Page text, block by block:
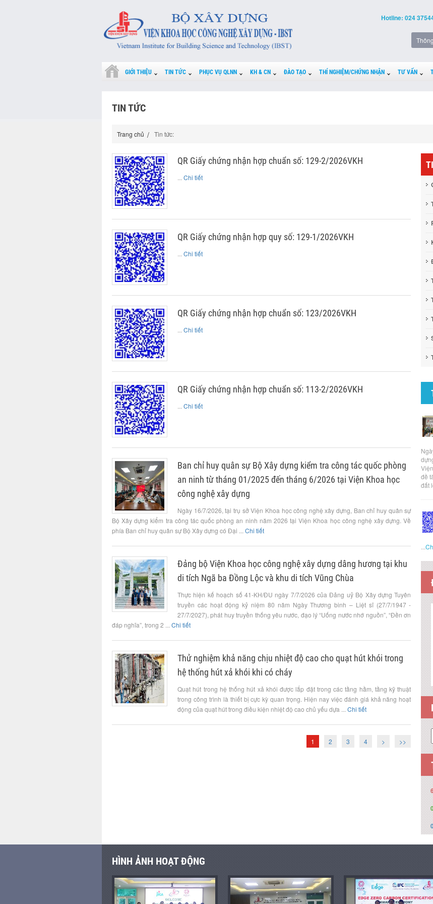
Hotline: 024
GIỚI THIỆU TIN TỨC PHỤC VỤ QLNN KH & CN ĐÀO TẠO THÍ NGHIỆM/CHỨNG NHẬN TƯ VẤN
TIN TỨC
Trang chủ Tin tức:
QR Giấy chứng nhận hợp chuẩn số: 129-2/2026VKH
... Chi tiết
QR Giấy chứng nhận hợp quy số: 129-1/2026VKH
... Chi tiết
QR Giấy chứng nhận hợp chuẩn số: 123/2026VKH
... Chi tiết
QR Giấy chứng nhận hợp chuẩn số: 113-2/2026VKH
... Chi tiết
Ban chỉ huy quân sự Bộ Xây dựng kiểm tra công tác quốc phòng
an ninh từ tháng 01/2025 đến tháng 6/2026 tại Viện Khoa học
công nghệ xây dựng
Ngày 16/7/2026, tại trụ sở Viện Khoa học công nghệ xây dựng, Ban chỉ huy quân sự
Bộ Xây dựng kiểm tra công tác quốc phòng an ninh năm 2026 tại Viện Khoa học công nghệ xây dựng. Về
phía Ban chỉ huy quân sự Bộ Xây dựng có Đại ... Chi tiết
Đảng bộ Viện Khoa học công nghệ xây dựng dâng hương tại khu
di tích Ngã ba Đồng Lộc và khu di tích Vũng Chùa
Thực hiện kế hoạch số 41-KH/ĐU ngày 7/7/2026 của Đảng uỷ Bộ Xây dựng Tuyên
truyền các hoạt động kỷ niệm 80 năm Ngày Thương binh – Liệt sĩ (27/7/1947 -
27/7/2027), phát huy truyền thống yêu nước, đạo lý “Uống nước nhớ nguồn”, “Đền ơn
đáp nghĩa”, trong 2 ... Chi tiết
Thử nghiệm khả năng chịu nhiệt độ cao cho quạt hút khói trong
hệ thống hút xả khói khi có cháy
Quạt hút trong hệ thống hút xả khói được lắp đặt trong các tầng hầm, tầng kỹ thuật
trong công trình là thiết bị cực kỳ quan trọng. Hiện nay việc đánh giá khả năng hoạt
động của quạt hút trong điều kiện nhiệt độ cao chủ yếu dựa ... Chi tiết
1 2 3 4 > >>
đề
đất
...
HÌNH ẢNH HOẠT ĐỘNG